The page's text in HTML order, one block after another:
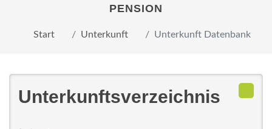
PENSION
Start Unterkunft Unterkunft Datenbank
Unterkunftsverzeichnis